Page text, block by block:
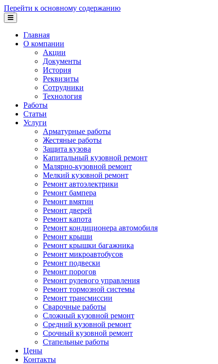
Перейти к основному содержанию
Главная
О компании
Акции
Документы
История
Реквизиты
Сотрудники
Технология
Работы
Статьи
Услуги
Арматурные работы
Жестяные работы
Защита кузова
Капитальный кузовной ремонт
Малярно-кузовной ремонт
Мелкий кузовной ремонт
Ремонт автоэлектрики
Ремонт бампера
Ремонт вмятин
Ремонт дверей
Ремонт капота
Ремонт кондиционера автомобиля
Ремонт крыши
Ремонт крышки багажника
Ремонт микроавтобусов
Ремонт подвески
Ремонт порогов
Ремонт рулевого управления
Ремонт тормозной системы
Ремонт трансмиссии
Сварочные работы
Сложный кузовной ремонт
Средний кузовной ремонт
Срочный кузовной ремонт
Стапельные работы
Цены
Контакты